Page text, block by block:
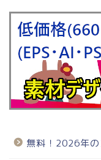
無料！2026年